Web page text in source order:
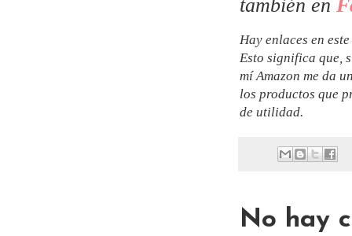
también en
Hay enlaces en
Esto significa que,
mí Amazon me da
los productos que
de utilidad.
No hay